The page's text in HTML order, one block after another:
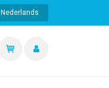
Nederlands